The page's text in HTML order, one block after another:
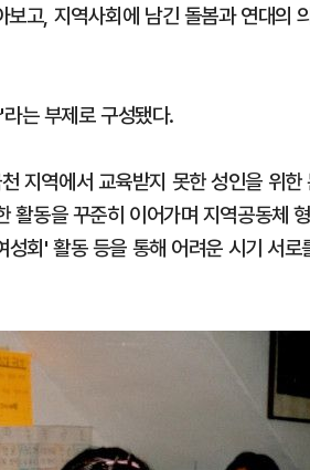
고, 지역사회에 남긴 돌봄과 연대의
는 부제로 구성됐다.
지역에서 교육받지 못한 성인을 위한
동을 꾸준히 이어가며 지역공동체
회' 활동 등을 통해 어려운 시기 서로